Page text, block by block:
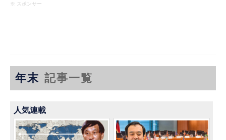
※ スポンサー
年末 記事一覧
人気連載